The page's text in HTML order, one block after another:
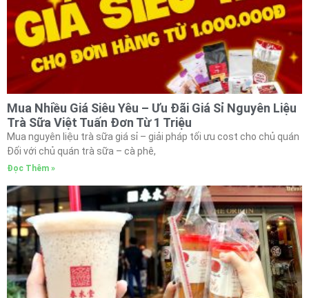
Mua Nhiều Giá Siêu Yêu – Ưu Đãi Giá Sỉ Nguyên Liệu
Trà Sữa Việt Tuấn Đơn Từ 1 Triệu
Mua nguyên liệu trà sữa giá sỉ – giải pháp tối ưu cost cho chủ quán
Đối với chủ quán trà sữa – cà phê,
Đọc Thêm »